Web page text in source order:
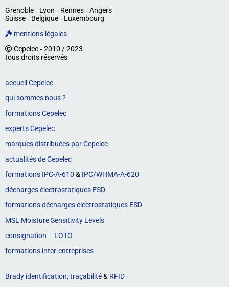
Grenoble ‐ Lyon ‐ Rennes ‐ Angers
Suisse ‐ Belgique ‐ Luxembourg
mentions légales
Cepelec ‐ 2010 / 2023
tous droits réservés
accueil Cepelec
qui sommes nous ?
formations Cepelec
experts Cepelec
marques distribuées par Cepelec
actualités de Cepelec
formations IPC-A-610 & IPC/WHMA-A-620
décharges électrostatiques ESD
formations décharges électrostatiques ESD
MSL Moisture Sensitivity Levels
consignation – LOTO
formations inter-entreprises
Brady identification, traçabilité& RFID